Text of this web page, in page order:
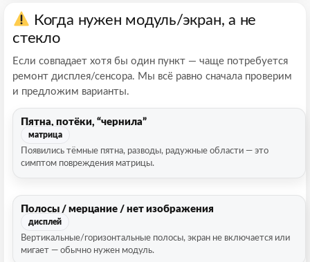
Когда нужен модуль/экран, а не
стекло
Если совпадает хотя бы один пункт — чаще потребуется
ремонт дисплея/сенсора. Мы всё равно сначала проверим
и предложим варианты.
Пятна, потёки, “чернила”
матрица
Появились тёмные пятна, разводы, радужные области — это
симптом повреждения матрицы.
Полосы / мерцание / нет изображения
дисплей
Вертикальные/горизонтальные полосы, экран не включается или
мигает — обычно нужен модуль.